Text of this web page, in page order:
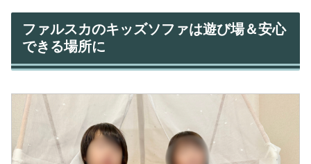
ファルスカのキッズソファは遊び場＆安心
できる場所に